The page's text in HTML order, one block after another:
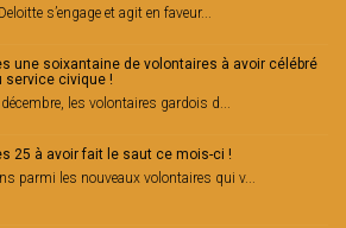
s’engage et agit en faveur...
une soixantaine de volontaires à avoir célébré
service civique !
les volontaires gardois d...
25 à avoir fait le saut ce mois-ci !
parmi les nouveaux volontaires qui v...